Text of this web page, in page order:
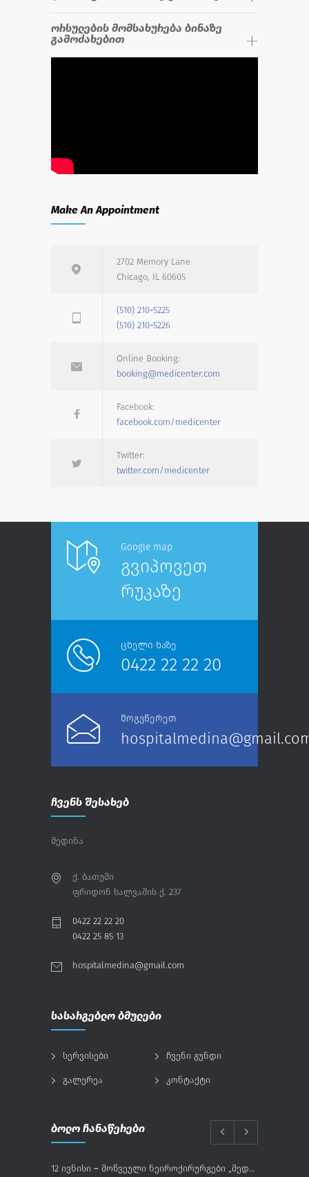
ორსულების მომსახურება ბინაზე
გამოძახებით
Make An Appointment
2702 Memory Lane
Chicago, IL 60605
(510) 210-5225
(510) 210-5226
Online Booking:
booking@medicenter.com
Facebook:
facebook.com/medicenter
Twitter:
twitter.com/medicenter
Google map
გვიპოვეთ
რუკაზე
ცხელი ხაზე
0422 22 22 20
მოგვწერეთ
ჩვენს შესახებ
მედინა
ქ. ბათუმი
ფრიდონ ხალვაშის ქ. 237
0422 22 22 20
0422 25 85 13
hospitalmedina@gmail.com
სასარგებლო ბმულები
სერვისები ჩვენი გუნდი
გალერეა კონტაქტი
ბოლო ჩანაწერები
12 ივნისი – მოწვეული ნეიროქირურგები „მედინაში“